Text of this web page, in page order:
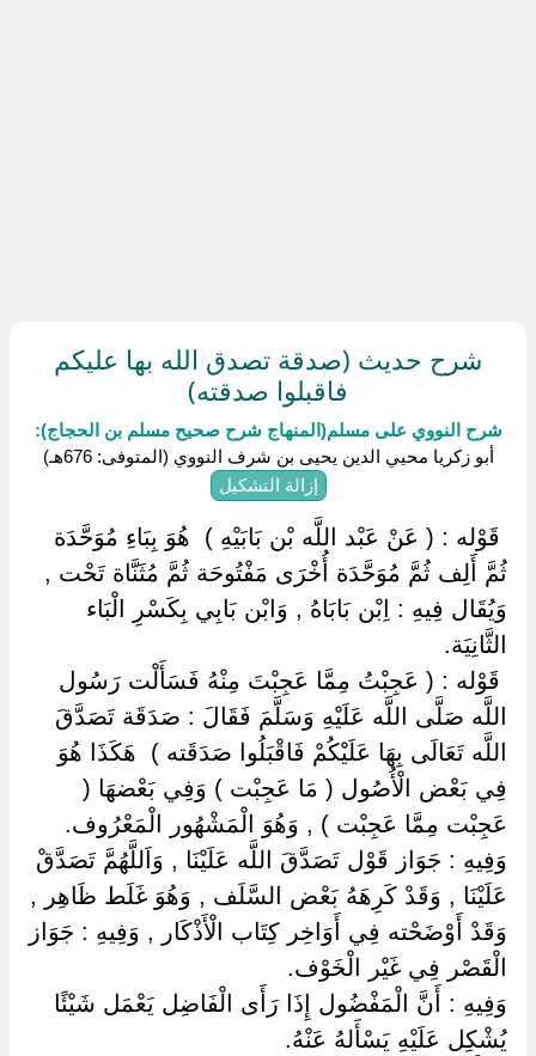
شرح حديث (صدقة تصدق الله بها عليكم
فاقبلوا صدقته)
شرح النووي على مسلم(المنهاج شرح صحيح مسلم بن الحجاج):
أبو زكريا محيي الدين يحيى بن شرف النووي (المتوفى: 676هـ)
إزالة التشكيل
‏ ‏قَوْله : ( عَنْ عَبْد اللَّه بْن بَابَيْهِ ) ‏ ‏هُوَ بِبَاءِ مُوَحَّدَة
ثُمَّ أَلِف ثُمَّ مُوَحَّدَة أُخْرَى مَفْتُوحَة ثُمَّ مُثَنَّاة تَحْت ,
وَيُقَال فِيهِ : اِبْن بَابَاهُ , وَابْن بَابِي بِكَسْرِ الْبَاء
الثَّانِيَة.
‏ ‏قَوْله : ( عَجِبْتُ مِمَّا عَجِبْتَ مِنْهُ فَسَأَلْت رَسُول
اللَّه صَلَّى اللَّه عَلَيْهِ وَسَلَّمَ فَقَالَ : صَدَقَة تَصَدَّقَ
اللَّه تَعَالَى بِهَا عَلَيْكُمْ فَاقْبَلُوا صَدَقَته ) ‏ ‏هَكَذَا هُوَ
فِي بَعْض الْأُصُول ( مَا عَجِبْت ) وَفِي بَعْضهَا (
عَجِبْت مِمَّا عَجِبْت ) , وَهُوَ الْمَشْهُور الْمَعْرُوف.
وَفِيهِ : جَوَاز قَوْل تَصَدَّقَ اللَّه عَلَيْنَا , وَاَللَّهُمَّ تَصَدَّقْ
عَلَيْنَا , وَقَدْ كَرِهَهُ بَعْض السَّلَف , وَهُوَ غَلَط ظَاهِر ,
وَقَدْ أَوْضَحْته فِي أَوَاخِر كِتَاب الْأَذْكَار , وَفِيهِ : جَوَاز
الْقَصْر فِي غَيْر الْخَوْف.
وَفِيهِ : أَنَّ الْمَفْضُول إِذَا رَأَى الْفَاضِل يَعْمَل شَيْئًا
يُشْكِل عَلَيْهِ يَسْأَلهُ عَنْهُ.